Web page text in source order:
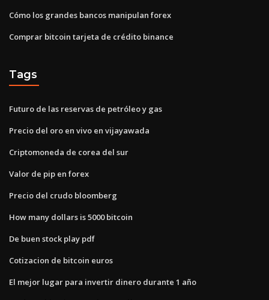
Cómo los grandes bancos manipulan forex
Comprar bitcoin tarjeta de crédito binance
Tags
Futuro de las reservas de petróleo y gas
Precio del oro en vivo en vijayawada
Criptomoneda de corea del sur
Valor de pip en forex
Precio del crudo bloomberg
How many dollars is 5000 bitcoin
De buen stock play pdf
Cotizacion de bitcoin euros
El mejor lugar para invertir dinero durante 1 año